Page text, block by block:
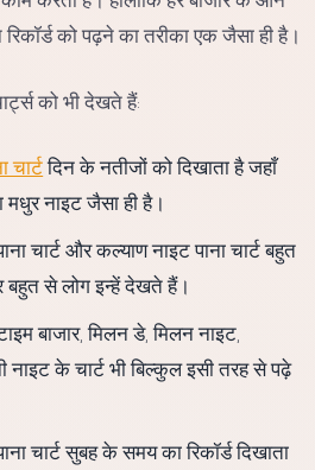
को पढ़ने का तरीका एक जैसा ही है।
को भी देखते हैं:
चार्टदिन के नतीजों को दिखाता है जहाँ
मधुर नाइट जैसा ही है।
चार्ट और कल्याण नाइट पाना चार्ट बहुत
बहुत से लोग इन्हें देखते हैं।
बाजार, मिलन डे, मिलन नाइट,
नाइट के चार्ट भी बिल्कुल इसी तरह से पढ़े
चार्ट सुबह के समय का रिकॉर्ड दिखाता